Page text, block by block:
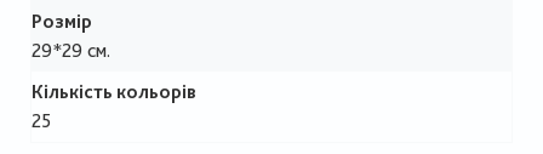
Розмір
29*29 см.
Кількість кольорів
25